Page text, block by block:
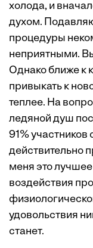
холода, и
духом.
процедуры
неприятными.
Однако ближе к
привыкать к
теплее. На
ледяной душ
91% участников
действительно
меня это
воздействия
удовольствия
станет.